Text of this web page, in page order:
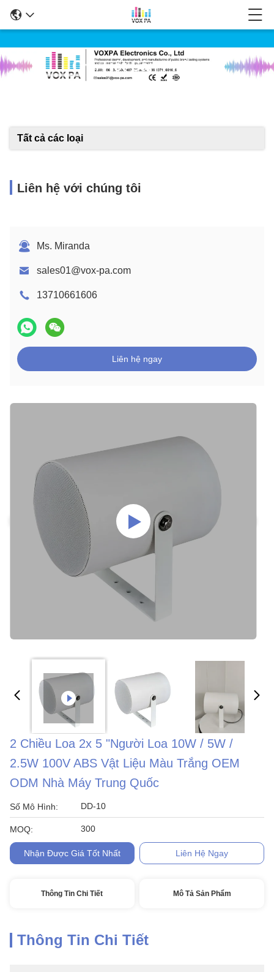
Chi Tiết Sản Phẩm
Tất cả các loại
Liên hệ với chúng tôi
Ms. Miranda
sales01@vox-pa.com
13710661606
Liên hệ ngay
2 Chiều Loa 2x 5 "Người Loa 10W / 5W /
2.5W 100V ABS Vật Liệu Màu Trắng OEM
ODM Nhà Máy Trung Quốc
Số Mô Hình: DD-10
MOQ: 300
Nhận Được Giá Tốt Nhất Liên Hệ Ngay
Thông Tin Chi Tiết Mô Tả Sản Phẩm
Thông Tin Chi Tiết